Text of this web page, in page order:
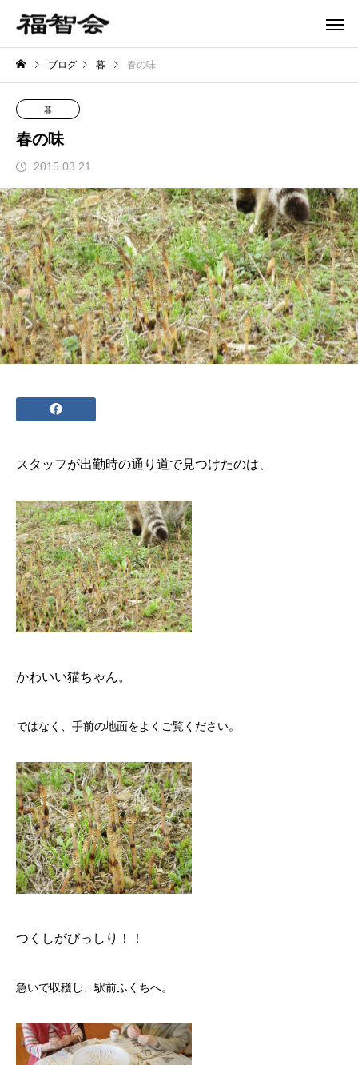
ブログ 暮 春の味
暮
春の味
2015.03.21
スタッフが出勤時の通り道で見つけたのは、
かわいい猫ちゃん。
ではなく、手前の地面をよくご覧ください。
つくしがびっしり！！
急いで収穫し、駅前ふくちへ。